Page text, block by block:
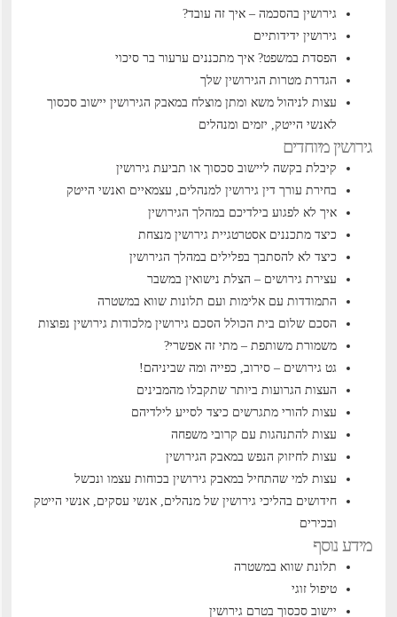
גירושין בהסכמה – איך זה עובד?
גירושין ידידותיים
הפסדת במשפט? איך מתכננים ערעור בר סיכוי
הגדרת מטרות הגירושין שלך
עצות לניהול משא ומתן מוצלח במאבק הגירושיןיישוב סכסוך
לאנשי הייטק, יזמים ומנהלים
גירושין מיוחדים
קיבלת בקשה ליישוב סכסוך או תביעת גירושין
בחירת עורך דין גירושין למנהלים, עצמאיים ואנשי הייטק
איך לא לפגוע בילדיכם במהלך הגירושין
כיצד מתכננים אסטרטגיית גירושין מנצחת
כיצד לא להסתבך בפלילים במהלך הגירושין
עצירת גירושים – הצלת נישואין במשבר
התמודדות עם אלימות ועם תלונות שווא במשטרה
הסכם שלום בית הכולל הסכם גירושיןמלכודות גירושין נפוצות
משמורת משותפת – מתי זה אפשרי?
גט גירושים – סירוב, כפייה ומה שביניהם!
העצות הגרועות ביותר שתקבלו מהמבינים
עצות להורי מתגרשים כיצד לסייע לילדיהם
עצות להתנהגות עם קרובי משפחה
עצות לחיזוק הנפש במאבק הגירושין
עצות למי שהתחיל במאבק גירושין בכוחות עצמו ונכשל
חידושים בהליכי גירושין של מנהלים, אנשי עסקים, אנשי הייטק
ובכירים
מידע נוסף
תלונת שווא במשטרה
טיפול זוגי
יישוב סכסוך בטרם גירושין